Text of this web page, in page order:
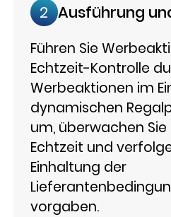
2 Ausführung
Führen Sie
Echtzeit-Kontrolle
Werbeaktionen im
dynamischen
um, überwachen Sie
Echtzeit und
Einhaltung der
vorgaben.